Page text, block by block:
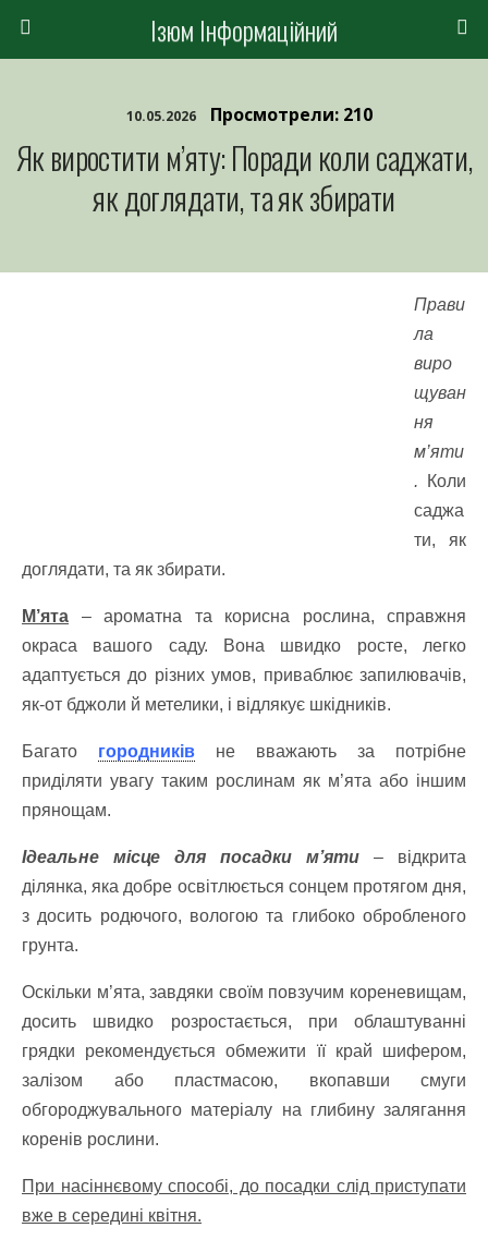
Ізюм Інформаційний
10.05.2026 Просмотрели: 210
Як виростити м’яту: Поради коли саджати,
як доглядати, та як збирати
Прави
ла
виро
щуван
ня
м’яти
. Коли
саджа
ти, як
доглядати, та як збирати.
М’ята – ароматна та корисна рослина, справжня
окраса вашого саду. Вона швидко росте, легко
адаптується до різних умов, приваблює запилювачів,
як-от бджоли й метелики, і відлякує шкідників.
Багато городників не вважають за потрібне
приділяти увагу таким рослинам як м’ята або іншим
прянощам.
Ідеальне місце для посадки м’яти – відкрита
ділянка, яка добре освітлюється сонцем протягом дня,
з досить родючого, вологою та глибоко обробленого
грунта.
Оскільки м’ята, завдяки своїм повзучим кореневищам,
досить швидко розростається, при облаштуванні
грядки рекомендується обмежити її край шифером,
залізом або пластмасою, вкопавши смуги
обгороджувального матеріалу на глибину залягання
коренів рослини.
При насіннєвому способі, до посадки слід приступати
вже в середині квітня.